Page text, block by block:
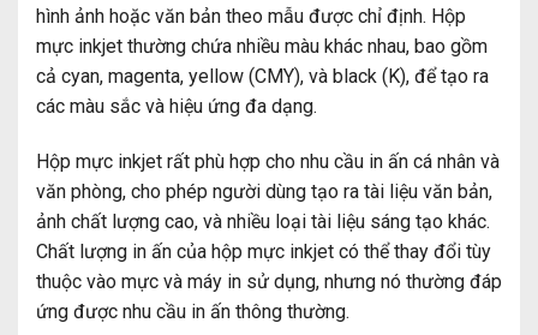
hình ảnh hoặc văn bản theo mẫu được chỉ định. Hộp
mực inkjet thường chứa nhiều màu khác nhau, bao gồm
cả cyan, magenta, yellow (CMY), và black (K), để tạo ra
các màu sắc và hiệu ứng đa dạng.
Hộp mực inkjet rất phù hợp cho nhu cầu in ấn cá nhân và
văn phòng, cho phép người dùng tạo ra tài liệu văn bản,
ảnh chất lượng cao, và nhiều loại tài liệu sáng tạo khác.
Chất lượng in ấn của hộp mực inkjet có thể thay đổi tùy
thuộc vào mực và máy in sử dụng, nhưng nó thường đáp
ứng được nhu cầu in ấn thông thường.